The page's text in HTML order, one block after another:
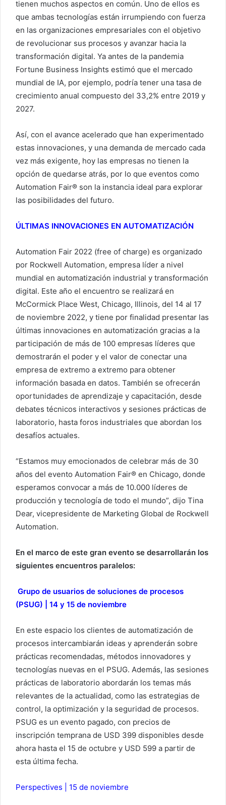
tienen muchos aspectos en común. Uno de ellos es
que ambas tecnologías están irrumpiendo con fuerza
en las organizaciones empresariales con el objetivo
de revolucionar sus procesos y avanzar hacia la
transformación digital. Ya antes de la pandemia
Fortune Business Insights estimó que el mercado
mundial de IA, por ejemplo, podría tener una tasa de
crecimiento anual compuesto del 33,2% entre 2019 y
2027.
Así, con el avance acelerado que han experimentado
estas innovaciones, y una demanda de mercado cada
vez más exigente, hoy las empresas no tienen la
opción de quedarse atrás, por lo que eventos como
Automation Fair® son la instancia ideal para explorar
las posibilidades del futuro.
ÚLTIMAS INNOVACIONES EN AUTOMATIZACIÓN
Automation Fair 2022 (free of charge) es organizado
por Rockwell Automation, empresa líder a nivel
mundial en automatización industrial y transformación
digital. Este año el encuentro se realizará en
McCormick Place West, Chicago, Illinois, del 14 al 17
de noviembre 2022, y tiene por finalidad presentar las
últimas innovaciones en automatización gracias a la
participación de más de 100 empresas líderes que
demostrarán el poder y el valor de conectar una
empresa de extremo a extremo para obtener
información basada en datos. También se ofrecerán
oportunidades de aprendizaje y capacitación, desde
debates técnicos interactivos y sesiones prácticas de
laboratorio, hasta foros industriales que abordan los
desafíos actuales.
“Estamos muy emocionados de celebrar más de 30
años del evento Automation Fair® en Chicago, donde
esperamos convocar a más de 10.000 líderes de
producción y tecnología de todo el mundo”, dijo Tina
Dear, vicepresidente de Marketing Global de Rockwell
Automation.
En el marco de este gran evento se desarrollarán los
siguientes encuentros paralelos:
Grupo de usuarios de soluciones de procesos
(PSUG) | 14 y 15 de noviembre
En este espacio los clientes de automatización de
procesos intercambiarán ideas y aprenderán sobre
prácticas recomendadas, métodos innovadores y
tecnologías nuevas en el PSUG. Además, las sesiones
prácticas de laboratorio abordarán los temas más
relevantes de la actualidad, como las estrategias de
control, la optimización y la seguridad de procesos.
PSUG es un evento pagado, con precios de
inscripción temprana de USD 399 disponibles desde
ahora hasta el 15 de octubre y USD 599 a partir de
esta última fecha.
Perspectives | 15 de noviembre